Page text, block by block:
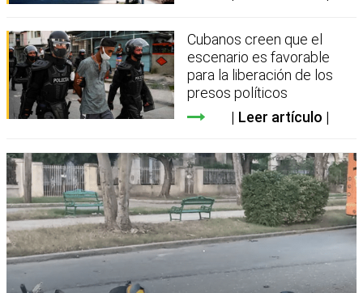
Cubanos creen que el
escenario es favorable
para la liberación de los
presos políticos
Leer artículo